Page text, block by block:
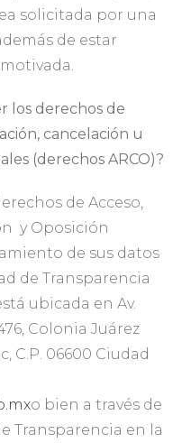
solicitada por una
de estar
los derechos de
cancelación u
(derechos ARCO)?
de Acceso,
y Oposición
de sus datos
de Transparencia
ubicada en Av.
Colonia Juárez
C.P. 06600 Ciudad
o bien a través de
Transparencia en la